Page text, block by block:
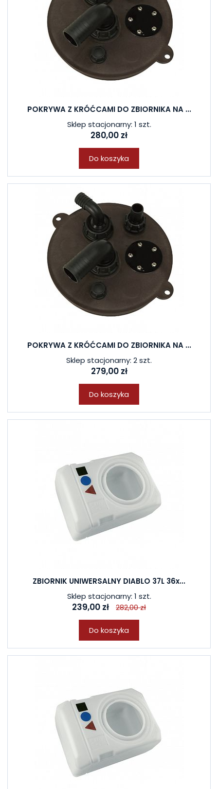
POKRYWA Z KRÓĆCAMI DO ZBIORNIKA NA ...
Sklep stacjonarny: 1 szt.
280,00 zł
Do koszyka
POKRYWA Z KRÓĆCAMI DO ZBIORNIKA NA ...
Sklep stacjonarny: 2 szt.
279,00 zł
Do koszyka
ZBIORNIK UNIWERSALNY DIABLO 37L 36x...
Sklep stacjonarny: 1 szt.
239,00 zł 282,00 zł
Do koszyka